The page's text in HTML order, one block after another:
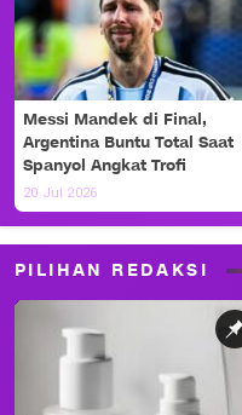
Messi Mandek di Final,
Argentina Buntu Total Saat
Spanyol Angkat Trofi
20 Jul 2026
PILIHAN REDAKSI